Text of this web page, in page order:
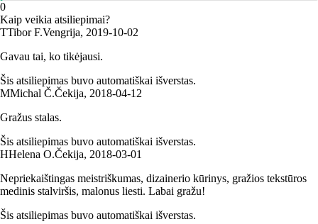
0
Kaip veikia atsiliepimai?
TTibor F.Vengrija, 2019‑10‑02
Gavau tai, ko tikėjausi.
Šis atsiliepimas buvo automatiškai išverstas.
MMichal Č.Čekija, 2018‑04‑12
Gražus stalas.
Šis atsiliepimas buvo automatiškai išverstas.
HHelena O.Čekija, 2018‑03‑01
Nepriekaištingas meistriškumas, dizainerio kūrinys, gražios tekstūros
medinis stalviršis, malonus liesti. Labai gražu!
Šis atsiliepimas buvo automatiškai išverstas.